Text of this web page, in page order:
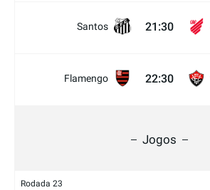
Santos 21:30
Flamengo 22:30
Jogos
Rodada 23